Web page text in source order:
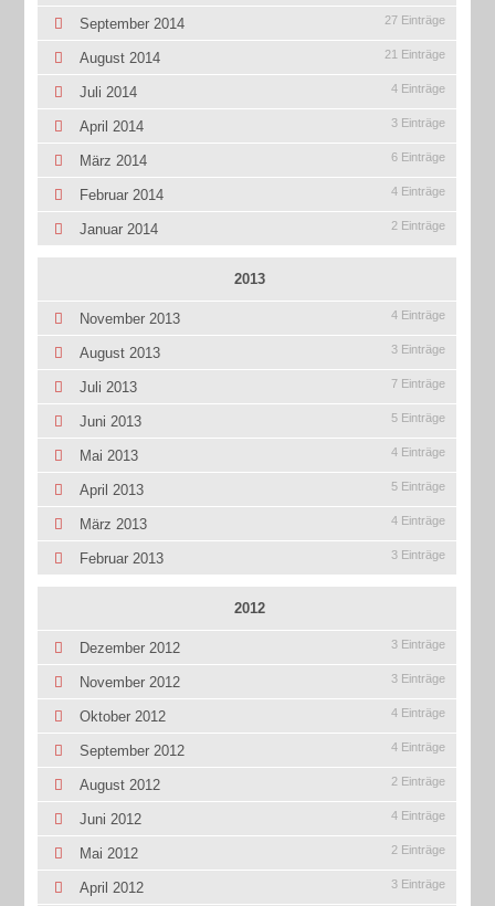
September 2014 27 Einträge
August 2014 21 Einträge
Juli 2014 4 Einträge
April 2014 3 Einträge
März 2014 6 Einträge
Februar 2014 4 Einträge
Januar 2014 2 Einträge
2013
November 2013 4 Einträge
August 2013 3 Einträge
Juli 2013 7 Einträge
Juni 2013 5 Einträge
Mai 2013 4 Einträge
April 2013 5 Einträge
März 2013 4 Einträge
Februar 2013 3 Einträge
2012
Dezember 2012 3 Einträge
November 2012 3 Einträge
Oktober 2012 4 Einträge
September 2012 4 Einträge
August 2012 2 Einträge
Juni 2012 4 Einträge
Mai 2012 2 Einträge
April 2012 3 Einträge